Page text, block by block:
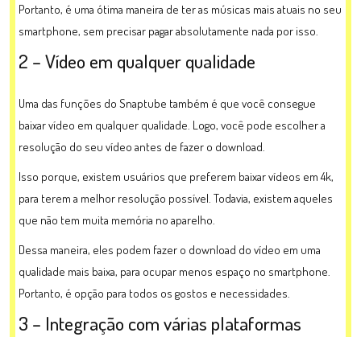
Portanto, é uma ótima maneira de ter as músicas mais atuais no seu
smartphone, sem precisar pagar absolutamente nada por isso.
2 – Vídeo em qualquer qualidade
Uma das funções do Snaptube também é que você consegue
baixar vídeo em qualquer qualidade. Logo, você pode escolher a
resolução do seu vídeo antes de fazer o download.
Isso porque, existem usuários que preferem baixar vídeos em 4k,
para terem a melhor resolução possível. Todavia, existem aqueles
que não tem muita memória no aparelho.
Dessa maneira, eles podem fazer o download do vídeo em uma
qualidade mais baixa, para ocupar menos espaço no smartphone.
Portanto, é opção para todos os gostos e necessidades.
3 – Integração com várias plataformas